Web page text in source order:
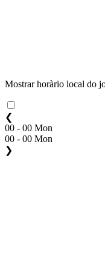
Mostrar horàrio local do
❮
00 - 00 Mon
00 - 00 Mon
❯